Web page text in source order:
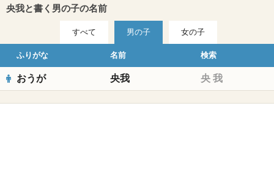
央我と書く男の子の名前
すべて 男の子 女の子
ふりがな 名前 検索
おうが 央我 央 我